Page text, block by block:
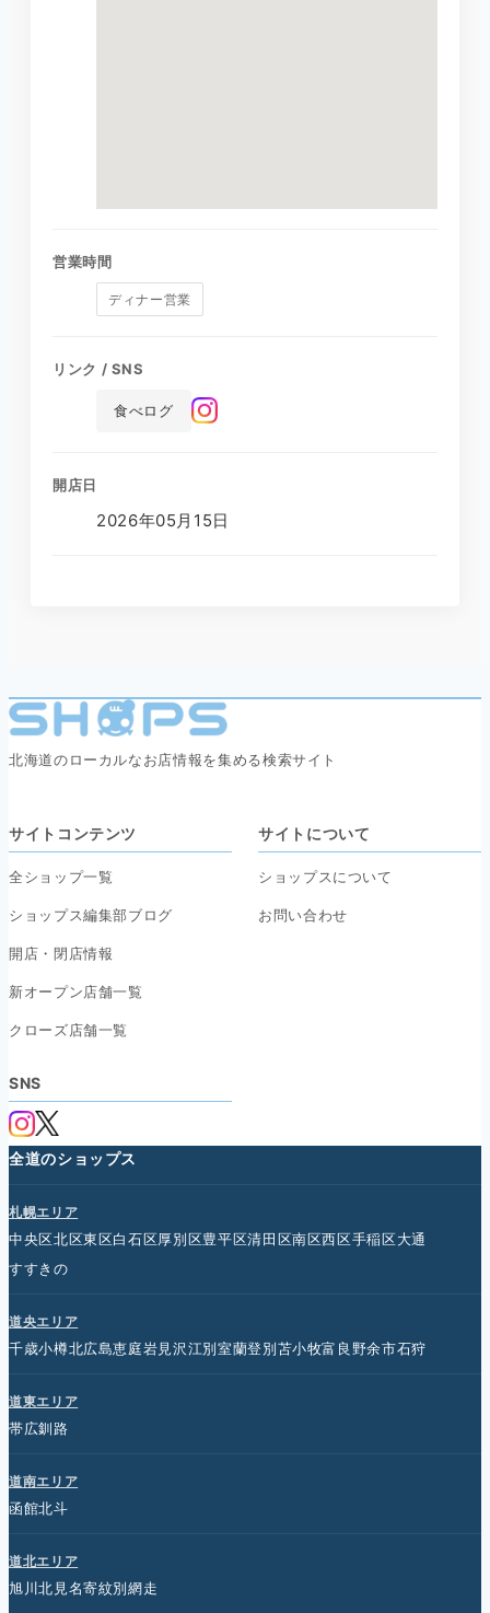
営業時間
ディナー営業
リンク / SNS
食べログ
開店日
2026年05月15日
北海道のローカルなお店情報を集める検索サイト
サイトコンテンツ
全ショップ一覧
ショップス編集部ブログ
開店・閉店情報
新オープン店舗一覧
クローズ店舗一覧
サイトについて
ショップスについて
お問い合わせ
SNS
全道のショップス
札幌エリア
中央区北区東区白石区厚別区豊平区清田区南区西区手稲区大通
すすきの
道央エリア
千歳小樽北広島恵庭岩見沢江別室蘭登別苫小牧富良野余市石狩
道東エリア
帯広釧路
道南エリア
函館北斗
道北エリア
旭川北見 名寄紋別網走